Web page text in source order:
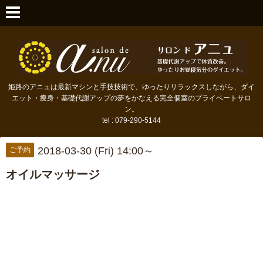
姫路のアニュは最新マシンと手技技術で、ゆったりリラックスしながら、ダイ
エット・痩身・基礎代謝アップの夢をかなえる完全個室のプライベートサロ
ン。
tel : 079-290-5144
ご予約 2018-03-30 (Fri) 14:00～
オイルマッサージ